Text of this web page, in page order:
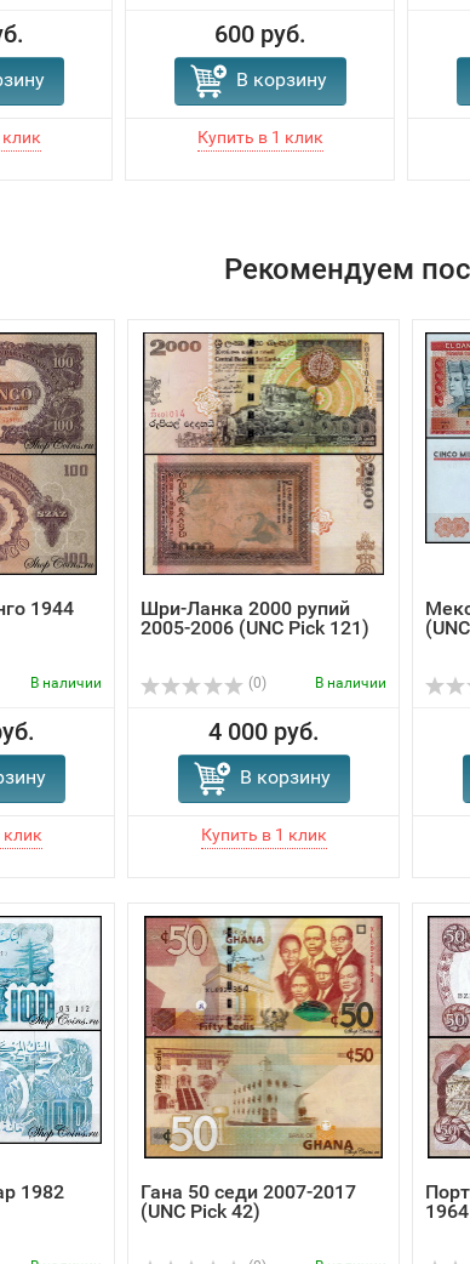
600 руб.
В корзину
Рекомендуем
1944
В наличии
Шри-Ланка 2000 рупий
2005-2006 (UNC Pick 121)
(0) В наличии
4 000 руб.
В корзину
1982
Гана 50 седи 2007-2017
(UNC Pick 42)